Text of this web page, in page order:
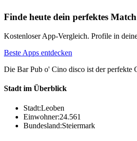
Finde heute dein perfektes
Kostenloser App-Vergleich. Profile in
Beste Apps entdecken
Die Bar Pub o' Cino disco ist der perfekte
Stadt im Überblick
Stadt:Leoben
Einwohner:24.561
Bundesland:Steiermark